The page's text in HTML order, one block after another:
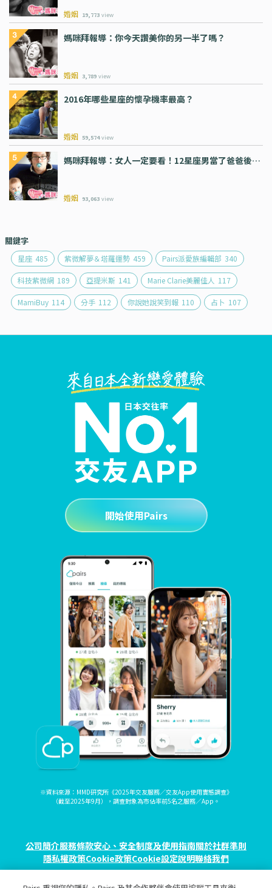
婚姻 19,773 view
媽咪拜報導：你今天讚美你的另一半了嗎？
婚姻 3,789 view
2016年哪些星座的懷孕機率最高？
婚姻 59,574 view
媽咪拜報導：女人一定要看！12星座男當了爸爸後…
婚姻 93,063 view
關鍵字
星座 485 紫微解夢＆塔羅運勢 459 Pairs派愛族編輯部 340
科技紫微網 189 亞提米斯 141 Marie Clarie美麗佳人 117
MamiBuy 114 分手 112 你說她說笑到報 110 占卜 107
開始使用Pairs
※資料來源：MMD研究所《2025年交友服務／交友App使用實態調查》
（截至2025年9月），調查對象為市佔率前5名之服務／App。
公司簡介服務條款安心、安全制度及使用指南關於社群準則
隱私權政策Cookie政策Cookie設定說明聯絡我們